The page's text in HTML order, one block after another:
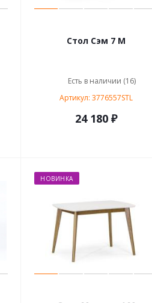
Стол Сэм 7 М
Есть в наличии (16)
Артикул: 3776557STL
24 180 ₽
НОВИНКА